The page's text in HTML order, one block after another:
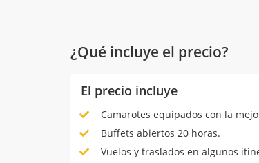
¿Qué incluye el precio?
El precio incluye
Camarotes equipados con la
Buffets abiertos 20 horas.
Vuelos y traslados en algunos